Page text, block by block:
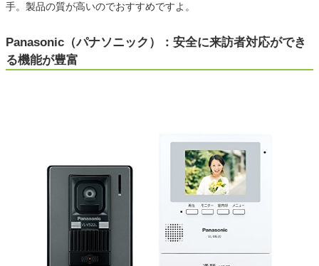
手。製品の質が高いのでおすすめですよ。
Panasonic（パナソニック）：安全に来訪者対応ができ
る機能が豊富